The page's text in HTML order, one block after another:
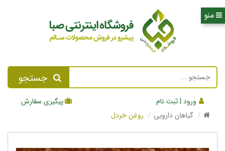
جستجو
ورود | ثبت نام
پیگیری سفارش
گیاهان دارویی
روغن خردل